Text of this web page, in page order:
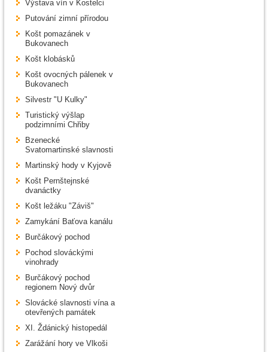
Výstava vín v Kostelci
Putování zimní přírodou
Košt pomazánek v
Bukovanech
Košt klobásků
Košt ovocných pálenek v
Bukovanech
Silvestr "U Kulky"
Turistický výšlap
podzimními Chřiby
Bzenecké
Svatomartinské slavnosti
Martinský hody v Kyjově
Košt Pernštejnské
dvanáctky
Košt ležáku "Záviš"
Zamykání Baťova kanálu
Burčákový pochod
Pochod slováckými
vinohrady
Burčákový pochod
regionem Nový dvůr
Slovácké slavnosti vína a
otevřených památek
XI. Ždánický histopedál
Zarážání hory ve Vlkoši